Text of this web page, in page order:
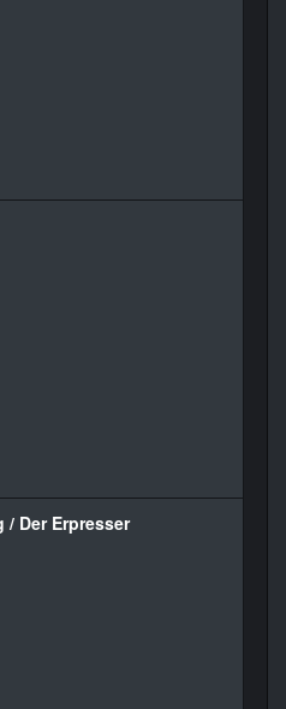
Der Erpresser